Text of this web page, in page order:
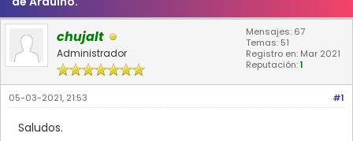
chujalt
Administrador
Mensajes: 67
Temas: 51
Registro en: Mar 2021
Reputación:1
#1
05-03-2021, 21:53
Saludos.